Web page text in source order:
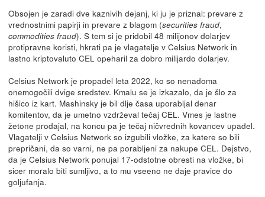
Obsojen je zaradi dve kaznivih dejanj, ki ju je priznal: prevare z
vrednostnimi papirji in prevare z blagom (securities fraud,
commodities fraud). S tem si je pridobil 48 milijonov dolarjev
protipravne koristi, hkrati pa je vlagatelje v Celsius Network in
lastno kriptovaluto CEL opeharil za dobro milijardo dolarjev.
Celsius Network je propadel leta 2022, ko so nenadoma
onemogočili dvige sredstev. Kmalu se je izkazalo, da je šlo za
hišico iz kart. Mashinsky je bil dlje časa uporabljal denar
komitentov, da je umetno vzdrževal tečaj CEL. Vmes je lastne
žetone prodajal, na koncu pa je tečaj ničvrednih kovancev upadel.
Vlagatelji v Celsius Network so izgubili vložke, za katere so bili
prepričani, da so varni, ne pa porabljeni za nakupe CEL. Dejstvo,
da je Celsius Network ponujal 17-odstotne obresti na vložke, bi
sicer moralo biti sumljivo, a to mu vseeno ne daje pravice do
goljufanja.